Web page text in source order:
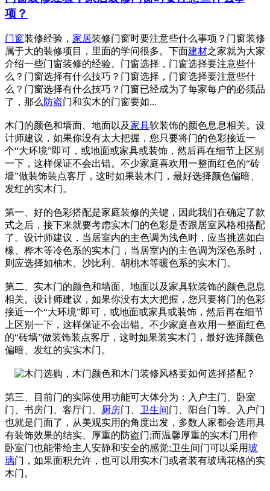
项？
门窗装修经验， 家居装修门窗时要注意些什么事项？门窗装修
属于大的装修项目，里面的学问很多。下面建材之家就为大家
介绍一些门窗装修的经验。门窗选择，门窗选择要注意些什
么？门窗选择有什么技巧？门窗选择，门窗选择要注意些什
么？门窗选择有什么技巧？门窗已经成为了每家每户的必须品
了，那么防盗门和实木的门窗要如...
木门的颜色和墙面、地面以及家具软装饰的颜色息息相关。设
计师建议，如果你没有太大把握，您只要将门的色彩接近一
个“大环境”即可，或地面或家具或装饰，然后再在细节上区别
一下，这样保证不会出错。不少家庭喜欢用一整面红色的“砖
墙”做装饰装点客厅，这时如果装木门，最好选择颜色偏暗、
发红的实木门。
第一、好的色彩搭配是家庭装修的关键，因此我们在确定了款
式之后，接下来就要考虑实木门的色彩是否跟居室风格相搭配
了。设计师建议，当居室内的主色调为浅色时，应当挑选如白
橡、桦木等冷色系的实木门，当居室内的主色调为深色系时，
则应选择如柚木、沙比利、胡桃木等暖色系的实木门。
第二、实木门的颜色和墙面、地面以及家具软装饰的颜色息息
相关。设计师建议，如果你没有太大把握，您只要将门的色彩
接近一个“大环境”即可，或地面或家具或装饰，然后再在细节
上区别一下，这样保证不会出错。不少家庭喜欢用一整面红色
的“砖墙”做装饰装点客厅，这时如果装实木门，最好选择颜色
偏暗、发红的实实木门。
第三、目前门的实际使用功能可大体分为：入户主门、卧室
门、书房门、客厅门、 厨房门、 卫生间门、阳台门等。入户门
也就是门面了，从美观实用的角度出发，多数人家都会选用具
有装饰效果的结实、厚重的防盗门;而温馨厚重的实木门用作
卧室门也能带给主人安静和安全的感觉;卫生间门可以采用玻
璃门，如果面积允许，也可以用实木门或者装有玻璃花格的实
木门。